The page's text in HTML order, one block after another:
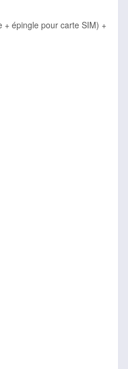
+ épingle pour carte SIM) +